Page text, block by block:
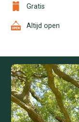
Gratis
Altijd open